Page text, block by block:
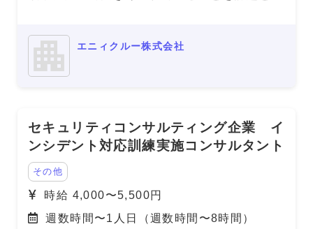
ています。単なる知識提供にとどまらず、ビジ
ネス成果の創出まで一貫してサポートしており
ます。 今回、急成長フェーズにある事業にお
なご経験を補足コメントでご提示ください。
※補足コメントが無い場合やプロフィール詳細
が不明な場合を含め、全ての方にご返信ができ
ない場合があります。
エニィクルー株式会社
セキュリティコンサルティング企業 イ
ンシデント対応訓練実施コンサルタント
その他
時給 4,000〜5,500円
週数時間〜1人日（週数時間〜8時間）